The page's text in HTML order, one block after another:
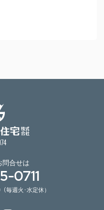
問合せは
0711
毎週火･水定休）